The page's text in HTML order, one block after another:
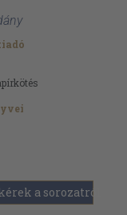
a sorozatról